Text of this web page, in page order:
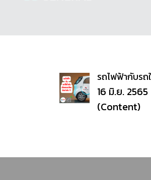
รถไฟฟ้ากับรถ
16 มิ.ย. 2565
(Content)